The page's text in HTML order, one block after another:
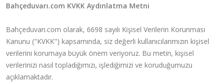
Bahçeduvarı.com KVKK Aydınlatma Metni
Bahçeduvarı.com olarak, 6698 sayılı Kişisel Verilerin Korunması
Kanunu ("KVKK") kapsamında, siz değerli kullanıcılarımızın kişisel
verilerini korumaya büyük önem veriyoruz. Bu metin, kişisel
verilerinizi nasıl topladığımızı, işlediğimizi ve koruduğumuzu
açıklamaktadır.